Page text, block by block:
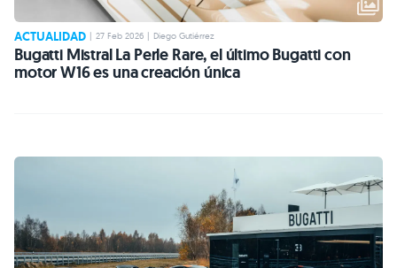
ACTUALIDAD 27 Feb 2026 Diego Gutiérrez
Bugatti Mistral La Perle Rare, el último Bugatti con
motor W16 es una creación única